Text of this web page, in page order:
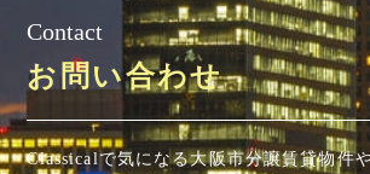
Contact
お問い合わせ
Classicalで気になる大阪市分譲賃貸物件